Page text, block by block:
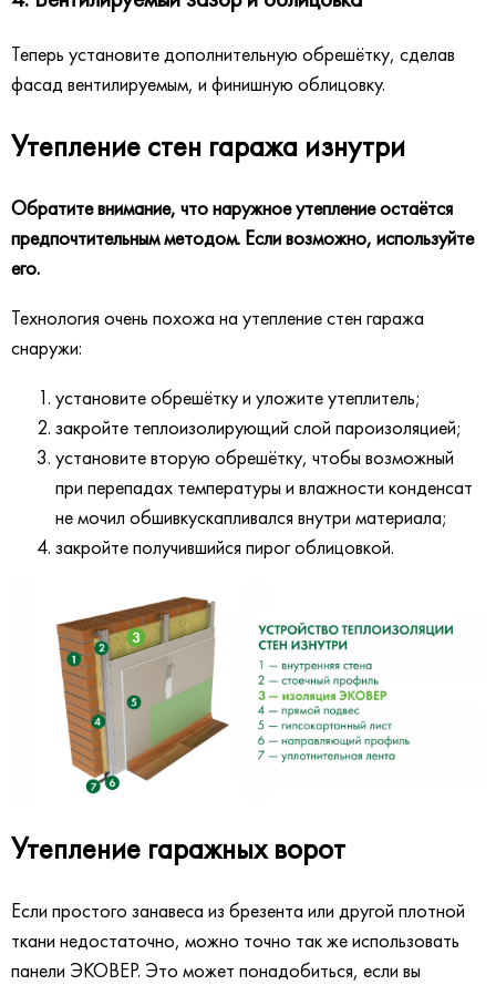
Теперь установите дополнительную обрешётку, сделав
фасад вентилируемым, и финишную облицовку.
Утепление стен гаража изнутри
Обратите внимание, что наружное утепление остаётся
предпочтительным методом. Если возможно, используйте
его.
Технология очень похожа на утепление стен гаража
снаружи:
установите обрешётку и уложите утеплитель;
закройте теплоизолирующий слой пароизоляцией;
установите вторую обрешётку, чтобы возможный
при перепадах температуры и влажности конденсат
не мочил обшивкускапливался внутри материала;
закройте получившийся пирог облицовкой.
Утепление гаражных ворот
Если простого занавеса из брезента или другой плотной
ткани недостаточно, можно точно так же использовать
панели ЭКОВЕР. Это может понадобиться, если вы